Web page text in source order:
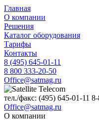
Главная
О компании
Решения
Каталог оборудования
Тарифы
Контакты
8 (495) 645-01-11
8 800 333-20-50
Office@satmag.ru
тел./факс: (495) 645-01-11
Office@satmag.ru
О компании